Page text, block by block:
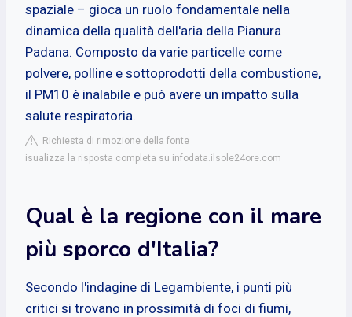
spaziale – gioca un ruolo fondamentale nella
dinamica della qualità dell'aria della Pianura
Padana. Composto da varie particelle come
polvere, polline e sottoprodotti della combustione,
il PM10 è inalabile e può avere un impatto sulla
salute respiratoria.
Richiesta di rimozione della fonte
isualizza la risposta completa su infodata.ilsole24ore.com
Qual è la regione con il mare
più sporco d'Italia?
Secondo l'indagine di Legambiente, i punti più
critici si trovano in prossimità di foci di fiumi,